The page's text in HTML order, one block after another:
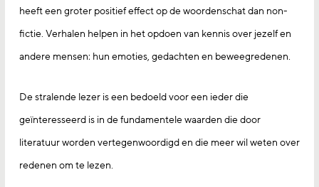
heeft een groter positief effect op de woordenschat dan non-
fictie. Verhalen helpen in het opdoen van kennis over jezelf en
andere mensen: hun emoties, gedachten en beweegredenen.
De stralende lezer is een bedoeld voor een ieder die
geïnteresseerd is in de fundamentele waarden die door
literatuur worden vertegenwoordigd en die meer wil weten over
redenen om te lezen.